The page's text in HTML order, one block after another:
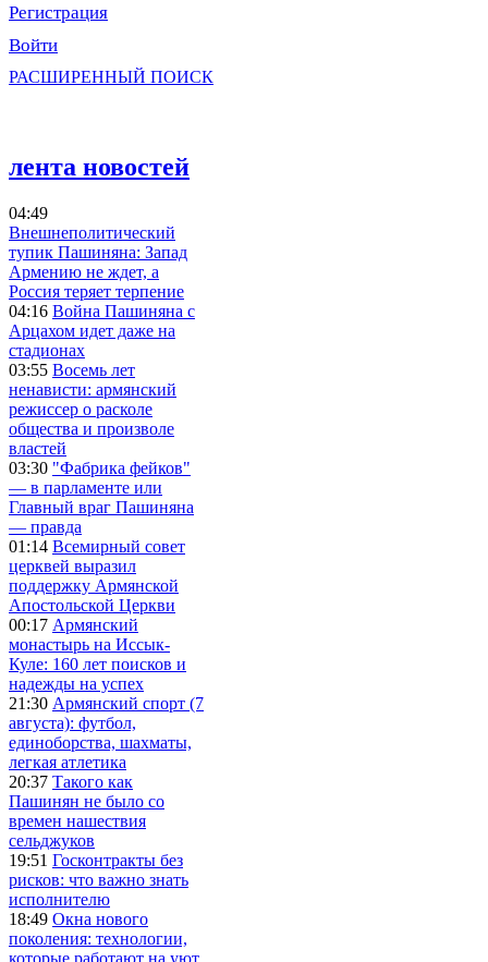
Регистрация
Войти
РАСШИРЕННЫЙ ПОИСК
лента новостей
04:49
Внешнеполитический
тупик Пашиняна: Запад
Армению не ждет, а
Россия теряет терпение
04:16 Война Пашиняна с
Арцахом идет даже на
стадионах
03:55 Восемь лет
ненависти: армянский
режиссер о расколе
общества и произволе
властей
03:30 "Фабрика фейков"
— в парламенте или
Главный враг Пашиняна
— правда
01:14 Всемирный совет
церквей выразил
поддержку Армянской
Апостольской Церкви
00:17 Армянский
монастырь на Иссык-
Куле: 160 лет поисков и
надежды на успех
21:30 Армянский спорт (7
августа): футбол,
единоборства, шахматы,
легкая атлетика
20:37 Такого как
Пашинян не было со
времен нашествия
сельджуков
19:51 Госконтракты без
рисков: что важно знать
исполнителю
18:49 Окна нового
поколения: технологии,
которые работают на уют